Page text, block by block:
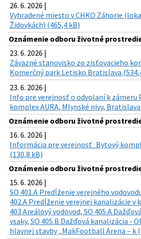
26. 6. 2026 |
Vyhradené miesto v CHKO Záhorie
Židovkách) (465,4 kB)
Oznámenie odboru životné
23. 6. 2026 |
Záväzné stanovisko zo zisťovacieho
Komerčný park Letisko Bratislava
23. 6. 2026 |
Info pre verejnosť o odvolaní k zámeru
komplex AURA, Mlynské nivy,
Oznámenie odboru životné
16. 6. 2026 |
Informácia pre verejnosť_Bytový
(130,8 kB)
Oznámenie odboru životné
15. 6. 2026 |
SO 401.A Predĺženie verejného
402.A Predĺženie verejnej kanalizácie v
403 Areálový vodovod, SO 405.A
vsaky, SO 405.B Dažďová kanalizácia -
hlavnej stavby „MakFootball Arena – k